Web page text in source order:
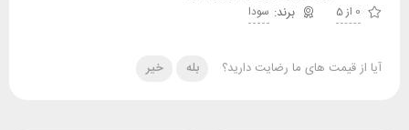
0 از 5
سودا
آیا از قیمت های ما رضایت دارید؟ بله خیر